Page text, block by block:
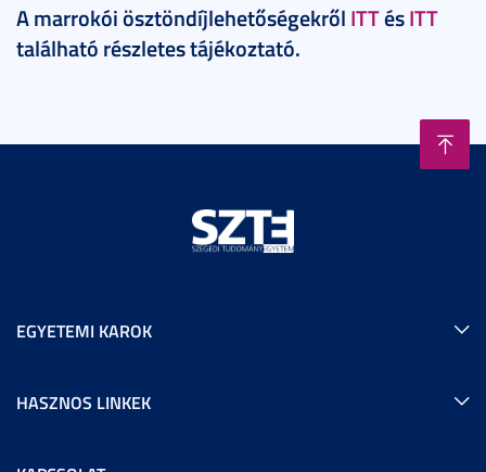
A marrokói ösztöndíjlehetőségekről ITTésITT
található részletes tájékoztató.
EGYETEMI KAROK
HASZNOS LINKEK